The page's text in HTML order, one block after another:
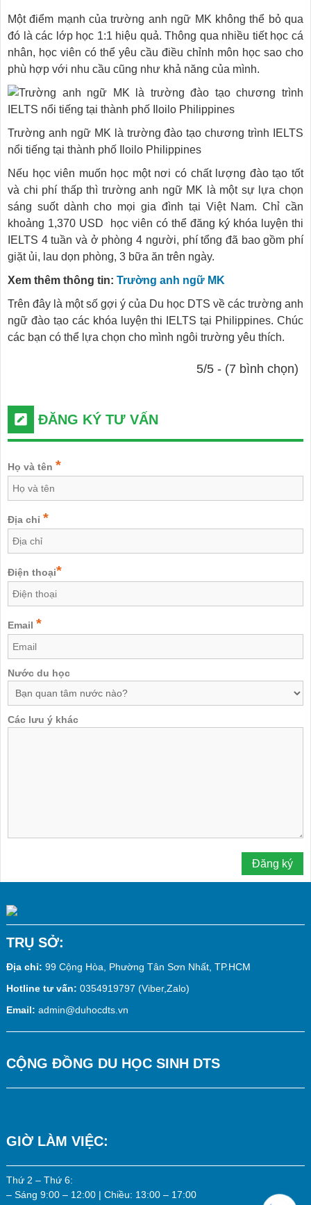
Một điểm mạnh của trường anh ngữ MK không thể bỏ qua
đó là các lớp học 1:1 hiệu quả. Thông qua nhiều tiết học cá
nhân, học viên có thể yêu cầu điều chỉnh môn học sao cho
phù hợp với nhu cầu cũng như khả năng của mình.
Trường anh ngữ MK là trường đào tạo chương trình IELTS
nổi tiếng tại thành phố Iloilo Philippines
Nếu học viên muốn học một nơi có chất lượng đào tạo tốt
và chi phí thấp thì trường anh ngữ MK là một sự lựa chọn
sáng suốt dành cho mọi gia đình tại Việt Nam. Chỉ cần
khoảng 1,370 USD học viên có thể đăng ký khóa luyện thi
IELTS 4 tuần và ở phòng 4 người, phí tổng đã bao gồm phí
giặt ủi, lau dọn phòng, 3 bữa ăn trên ngày.
Xem thêm thông tin: Trường anh ngữ MK
Trên đây là một số gợi ý của Du học DTS về các trường anh
ngữ đào tạo các khóa luyện thi IELTS tại Philippines. Chúc
các bạn có thể lựa chọn cho mình ngôi trường yêu thích.
5/5 - (7 bình chọn)
ĐĂNG KÝ TƯ VẤN
Họ và tên *
Địa chỉ *
Điện thoại*
Email *
Nước du học
Các lưu ý khác
TRỤ SỞ:
Địa chỉ: 99 Cộng Hòa, Phường Tân Sơn Nhất, TP.HCM
Hotline tư vấn: 0354919797 (Viber,Zalo)
Email: admin@duhocdts.vn
CỘNG ĐỒNG DU HỌC SINH DTS
GIỜ LÀM VIỆC:
Thứ 2 – Thứ 6:
– Sáng 9:00 – 12:00 | Chiều: 13:00 – 17:00